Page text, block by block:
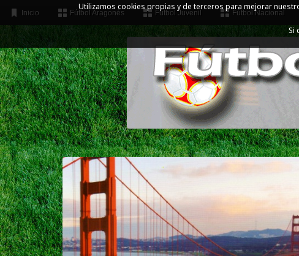
Utilizamos cookies propias y de terceros para mejorar
Si
Inicio Fútbol Aragonés Fútbol Juvenil Fútbol Nacional